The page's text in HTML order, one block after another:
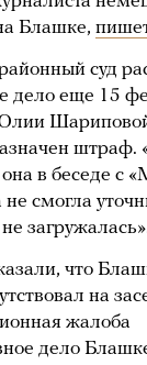
Блашке,
суд
дело еще 15
штраф.
в беседе с
смогла
что
на
жалоба
дело